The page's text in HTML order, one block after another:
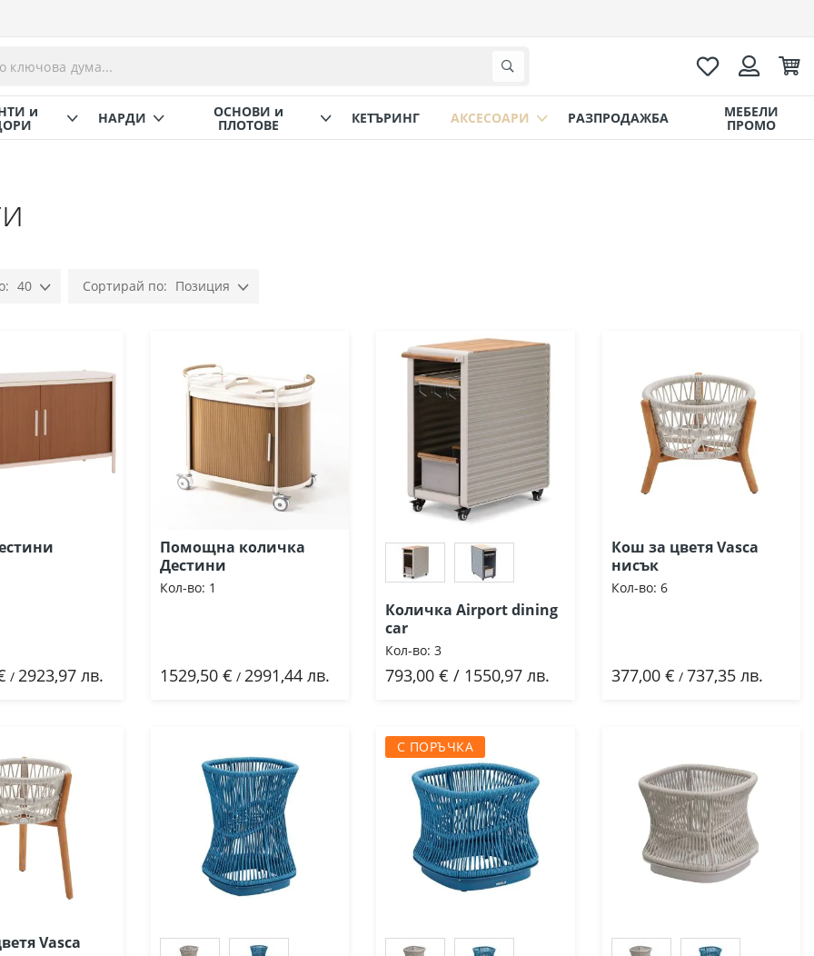
Любими
и НАРДИ ОСНОВИ и
ПЛОТОВЕ КЕТЪРИНГ AКСЕСОАРИ РАЗПРОДАЖБА МЕБЕЛИ
ПРОМО
40 Позиция
/ 2923,97 лв.
Помощна количка
Дестини
Кол-во: 1
1529,50 € / 2991,44 лв.
Добави
Количка Airport dining
car
Кол-во: 3
793,00 € / 1550,97 лв.
Добави
Кош за цветя Vasca
нисък
Кол-во: 6
377,00 € / 737,35 лв.
Добави
Vasca
С ПОРЪЧКА